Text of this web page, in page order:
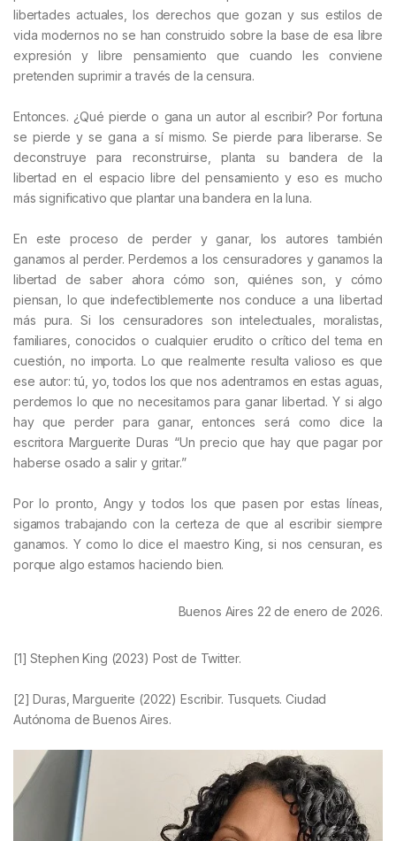
libertades actuales, los derechos que gozan y sus estilos de
vida modernos no se han construido sobre la base de esa libre
expresión y libre pensamiento que cuando les conviene
pretenden suprimir a través de la censura.
Entonces. ¿Qué pierde o gana un autor al escribir? Por fortuna
se pierde y se gana a sí mismo. Se pierde para liberarse. Se
deconstruye para reconstruirse, planta su bandera de la
libertad en el espacio libre del pensamiento y eso es mucho
más significativo que plantar una bandera en la luna.
En este proceso de perder y ganar, los autores también
ganamos al perder. Perdemos a los censuradores y ganamos la
libertad de saber ahora cómo son, quiénes son, y cómo
piensan, lo que indefectiblemente nos conduce a una libertad
más pura. Si los censuradores son intelectuales, moralistas,
familiares, conocidos o cualquier erudito o crítico del tema en
cuestión, no importa. Lo que realmente resulta valioso es que
ese autor: tú, yo, todos los que nos adentramos en estas aguas,
perdemos lo que no necesitamos para ganar libertad. Y si algo
hay que perder para ganar, entonces será como dice la
escritora Marguerite Duras “Un precio que hay que pagar por
haberse osado a salir y gritar.”
Por lo pronto, Angy y todos los que pasen por estas líneas,
sigamos trabajando con la certeza de que al escribir siempre
ganamos. Y como lo dice el maestro King, si nos censuran, es
porque algo estamos haciendo bien.
Buenos Aires 22 de enero de 2026.
[1] Stephen King (2023) Post de Twitter.
[2] Duras, Marguerite (2022) Escribir. Tusquets. Ciudad
Autónoma de Buenos Aires.